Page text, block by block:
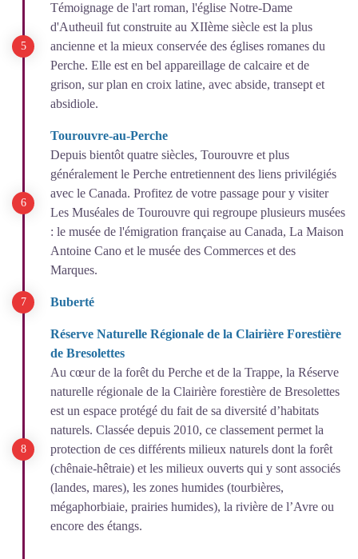
Témoignage de l'art roman, l'église Notre-Dame
d'Autheuil fut construite au XIIème siècle est la plus
ancienne et la mieux conservée des églises romanes du
Perche. Elle est en bel appareillage de calcaire et de
grison, sur plan en croix latine, avec abside, transept et
absidiole.
Tourouvre-au-Perche
Depuis bientôt quatre siècles, Tourouvre et plus
généralement le Perche entretiennent des liens privilégiés
avec le Canada. Profitez de votre passage pour y visiter
Les Muséales de Tourouvre qui regroupe plusieurs musées
: le musée de l'émigration française au Canada, La Maison
Antoine Cano et le musée des Commerces et des
Marques.
Buberté
Réserve Naturelle Régionale de la Clairière Forestière
de Bresolettes
Au cœur de la forêt du Perche et de la Trappe, la Réserve
naturelle régionale de la Clairière forestière de Bresolettes
est un espace protégé du fait de sa diversité d’habitats
naturels. Classée depuis 2010, ce classement permet la
protection de ces différents milieux naturels dont la forêt
(chênaie-hêtraie) et les milieux ouverts qui y sont associés
(landes, mares), les zones humides (tourbières,
mégaphorbiaie, prairies humides), la rivière de l’Avre ou
encore des étangs.